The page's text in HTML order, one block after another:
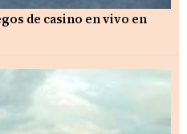
de casino en vivo en